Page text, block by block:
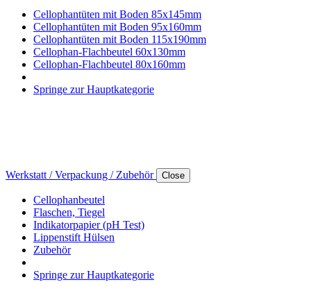
Cellophantüten mit Boden 85x145mm
Cellophantüten mit Boden 95x160mm
Cellophantüten mit Boden 115x190mm
Cellophan-Flachbeutel 60x130mm
Cellophan-Flachbeutel 80x160mm
Springe zur Hauptkategorie
Werkstatt / Verpackung / Zubehör Close
Cellophanbeutel
Flaschen, Tiegel
Indikatorpapier (pH Test)
Lippenstift Hülsen
Zubehör
Springe zur Hauptkategorie